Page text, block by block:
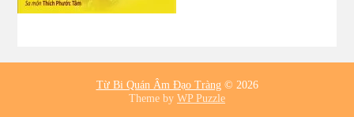
Từ Bi Quán Âm Đạo Tràng© 2026
Theme by WP Puzzle